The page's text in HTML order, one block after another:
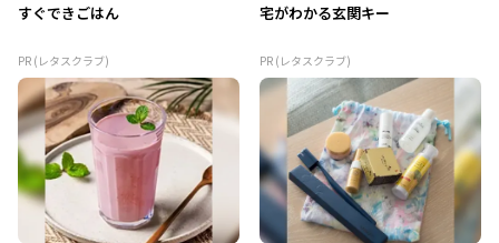
すぐできごはん
PR (レタスクラブ)
宅がわかる玄関キー
PR (レタスクラブ)